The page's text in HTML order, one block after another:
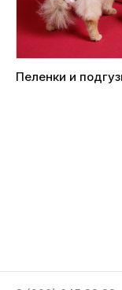
Пеленки и